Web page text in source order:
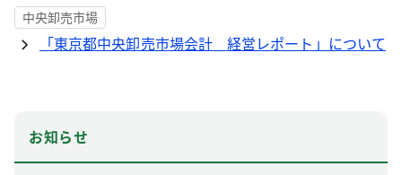
中央卸売市場
「東京都中央卸売市場会計 経営レポート」について
お知らせ